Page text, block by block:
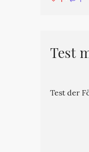
Test
Test der